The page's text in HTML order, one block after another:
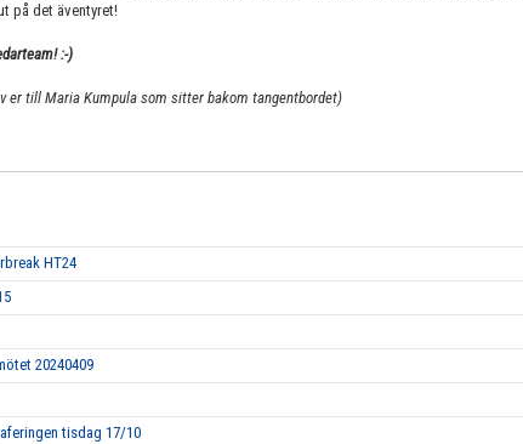
på det äventyret!
:-)
er till Maria Kumpula som sitter bakom tangentbordet)
HT24
20240409
tisdag 17/10